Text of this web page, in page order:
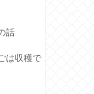
話
は収穫で